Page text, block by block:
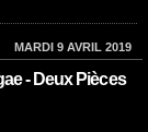
MARDI 9 AVRIL 2019
- Deux Pièces